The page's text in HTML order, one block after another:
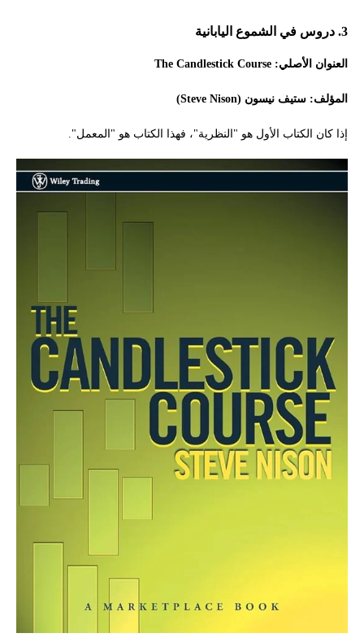
3. دروس في الشموع اليابانية
العنوان الأصلي: The Candlestick Course
المؤلف: ستيف نيسون (Steve Nison)
إذا كان الكتاب الأول هو "النظرية"، فهذا الكتاب هو "المعمل".